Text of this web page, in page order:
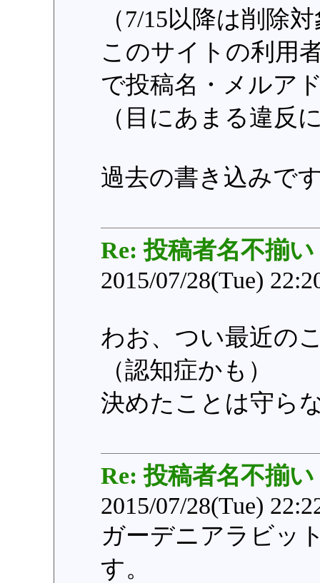
（7/15以降は削除
このサイトの利用
で投稿名・メルア
（目にあまる違反
過去の書き込みで
Re: 投稿者名不揃い
2015/07/28(Tue)
わお、つい最近の
（認知症かも）
決めたことは守ら
Re: 投稿者名不揃い
2015/07/28(Tue)
ガーデニアラビッ
す。